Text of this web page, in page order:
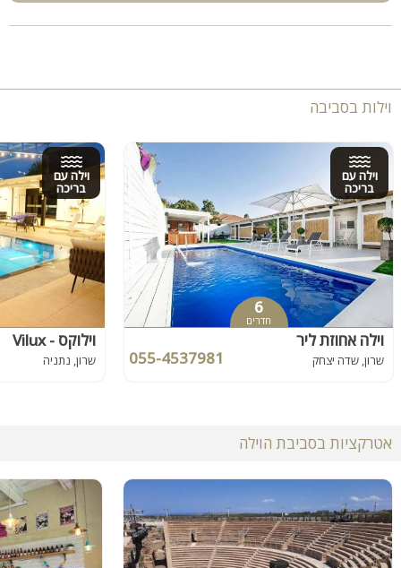
וילות בסביבה
וילה עם
בריכה
6
חדרים
וילה אחוזת ליר
שרון, שדה יצחק 055-4537981
וילה עם
בריכה
וילוקס - Vilux
שרון, נתניה
אטרקציות בסביבת הוילה